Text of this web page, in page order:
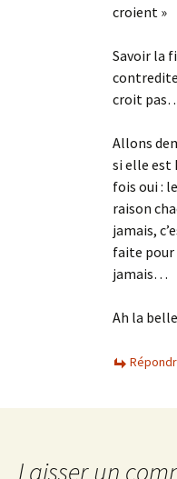
croient »
Savoir la
contredite
croit
Allons
si elle est
fois oui :
raison
jamais,
faite pour
jamais…
Ah la
Laisser un